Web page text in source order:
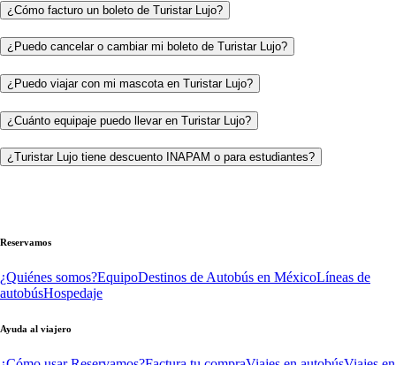
¿Cómo facturo un boleto de Turistar Lujo?
¿Puedo cancelar o cambiar mi boleto de Turistar Lujo?
¿Puedo viajar con mi mascota en Turistar Lujo?
¿Cuánto equipaje puedo llevar en Turistar Lujo?
¿Turistar Lujo tiene descuento INAPAM o para estudiantes?
Reservamos
¿Quiénes somos?EquipoDestinos de Autobús en MéxicoLíneas de
autobúsHospedaje
Ayuda al viajero